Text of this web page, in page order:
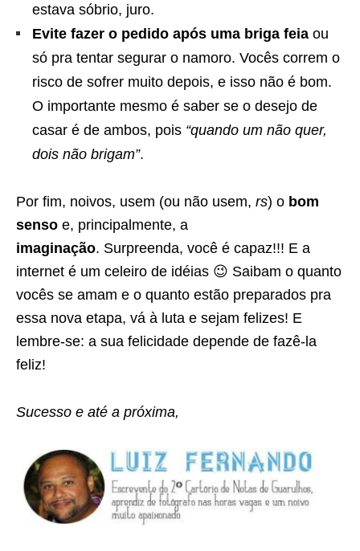
estava sóbrio, juro.
Evite fazer o pedido após uma briga feia ou
só pra tentar segurar o namoro. Vocês correm o
risco de sofrer muito depois, e isso não é bom.
O importante mesmo é saber se o desejo de
casar é de ambos, pois “quando um não quer,
dois não brigam”.
Por fim, noivos, usem (ou não usem, rs) o bom
senso e, principalmente, a
imaginação. Surpreenda, você é capaz!!! E a
internet é um celeiro de idéias 😉 Saibam o quanto
vocês se amam e o quanto estão preparados pra
essa nova etapa, vá à luta e sejam felizes! E
lembre-se: a sua felicidade depende de fazê-la
feliz!
Sucesso e até a próxima,